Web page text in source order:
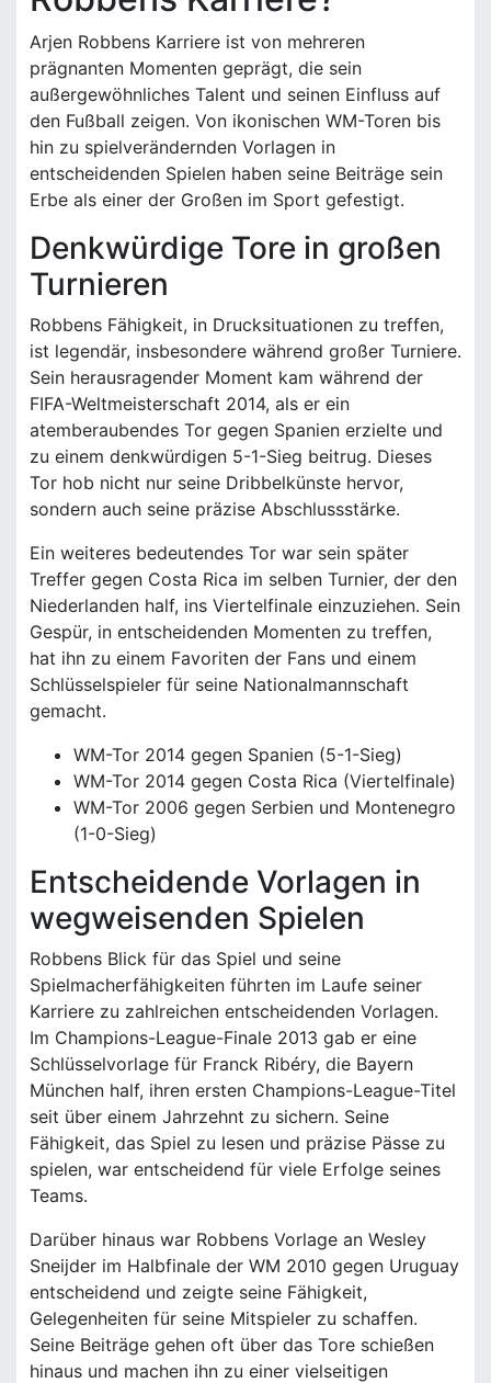
Arjen Robbens Karriere ist von mehreren
prägnanten Momenten geprägt, die sein
außergewöhnliches Talent und seinen Einfluss auf
den Fußball zeigen. Von ikonischen WM-Toren bis
hin zu spielverändernden Vorlagen in
entscheidenden Spielen haben seine Beiträge sein
Erbe als einer der Großen im Sport gefestigt.
Denkwürdige Tore in großen
Turnieren
Robbens Fähigkeit, in Drucksituationen zu treffen,
ist legendär, insbesondere während großer Turniere.
Sein herausragender Moment kam während der
FIFA-Weltmeisterschaft 2014, als er ein
atemberaubendes Tor gegen Spanien erzielte und
zu einem denkwürdigen 5-1-Sieg beitrug. Dieses
Tor hob nicht nur seine Dribbelkünste hervor,
sondern auch seine präzise Abschlussstärke.
Ein weiteres bedeutendes Tor war sein später
Treffer gegen Costa Rica im selben Turnier, der den
Niederlanden half, ins Viertelfinale einzuziehen. Sein
Gespür, in entscheidenden Momenten zu treffen,
hat ihn zu einem Favoriten der Fans und einem
Schlüsselspieler für seine Nationalmannschaft
gemacht.
WM-Tor 2014 gegen Spanien (5-1-Sieg)
WM-Tor 2014 gegen Costa Rica (Viertelfinale)
WM-Tor 2006 gegen Serbien und Montenegro
(1-0-Sieg)
Entscheidende Vorlagen in
wegweisenden Spielen
Robbens Blick für das Spiel und seine
Spielmacherfähigkeiten führten im Laufe seiner
Karriere zu zahlreichen entscheidenden Vorlagen.
Im Champions-League-Finale 2013 gab er eine
Schlüsselvorlage für Franck Ribéry, die Bayern
München half, ihren ersten Champions-League-Titel
seit über einem Jahrzehnt zu sichern. Seine
Fähigkeit, das Spiel zu lesen und präzise Pässe zu
spielen, war entscheidend für viele Erfolge seines
Teams.
Darüber hinaus war Robbens Vorlage an Wesley
Sneijder im Halbfinale der WM 2010 gegen Uruguay
entscheidend und zeigte seine Fähigkeit,
Gelegenheiten für seine Mitspieler zu schaffen.
Seine Beiträge gehen oft über das Tore schießen
hinaus und machen ihn zu einer vielseitigen